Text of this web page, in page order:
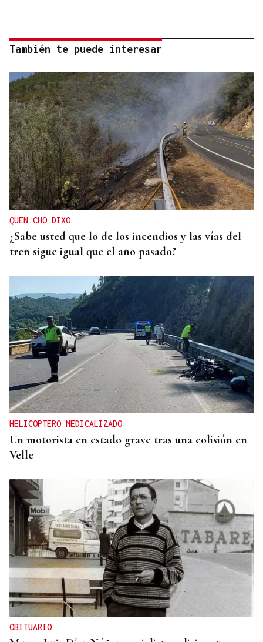
También te puede interesar
QUEN CHO DIXO
¿Sabe usted que lo de los incendios y las vías del
tren sigue igual que el año pasado?
HELICOPTERO MEDICALIZADO
Un motorista en estado grave tras una colisión en
Velle
OBITUARIO